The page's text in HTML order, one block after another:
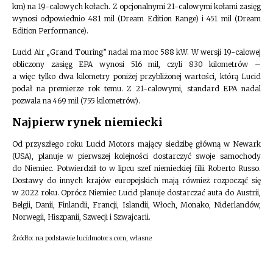
km) na 19-calowych kołach. Z opcjonalnymi 21-calowymi kołami zasięg
wynosi odpowiednio 481 mil (Dream Edition Range) i 451 mil (Dream
Edition Performance).
Lucid Air „Grand Touring” nadal ma moc 588 kW. W wersji 19-calowej
obliczony zasięg EPA wynosi 516 mil, czyli 830 kilometrów –
a więc tylko dwa kilometry poniżej przybliżonej wartości, którą Lucid
podał na premierze rok temu. Z 21-calowymi, standard EPA nadal
pozwala na 469 mil (755 kilometrów).
Najpierw rynek niemiecki
Od przyszłego roku Lucid Motors mający siedzibę główną w Newark
(USA), planuje w pierwszej kolejności dostarczyć swoje samochody
do Niemiec. Potwierdził to w lipcu szef niemieckiej filii Roberto Russo.
Dostawy do innych krajów europejskich mają również rozpocząć się
w 2022 roku. Oprócz Niemiec Lucid planuje dostarczać auta do Austrii,
Belgii, Danii, Finlandii, Francji, Islandii, Włoch, Monako, Niderlandów,
Norwegii, Hiszpanii, Szwecji i Szwajcarii.
Źródło: na podstawie lucidmotors.com, własne